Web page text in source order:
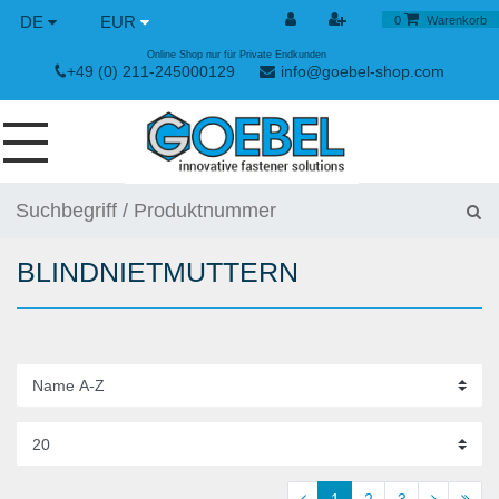
DE EUR 0 Warenkorb
+49 (0) 211-245000129 info@goebel-shop.com
Online Shop nur für Private Endkunden
SCHRAUBEN
NIETWERKZEUGE
BLINDNIETMUTTERN